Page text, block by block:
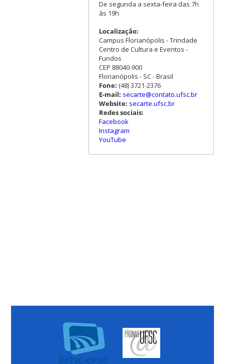
De segunda a sexta-feira das 7h
às 19h
Localização:
Campus Florianópolis - Trindade
Centro de Cultura e Eventos -
Fundos
CEP 88040-900
Florianópolis - SC - Brasil
Fone: (48) 3721-2376
E-mail: secarte@contato.ufsc.br
Website: secarte.ufsc.br
Redes sociais:
Facebook
Instagram
YouTube